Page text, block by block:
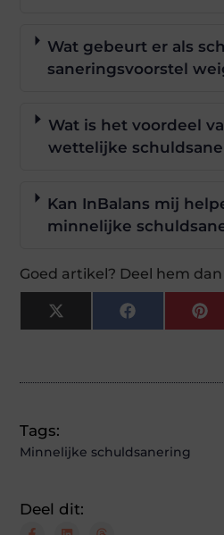
Wat gebeurt er als
saneringsvoorstel
Wat is het voordeel
wettelijke
Kan InBalans mij
minnelijke
Goed artikel? Deel hem dan
X
(Twitter)
Facebook
Tags:
Minnelijke schuldsanering
Deel dit: